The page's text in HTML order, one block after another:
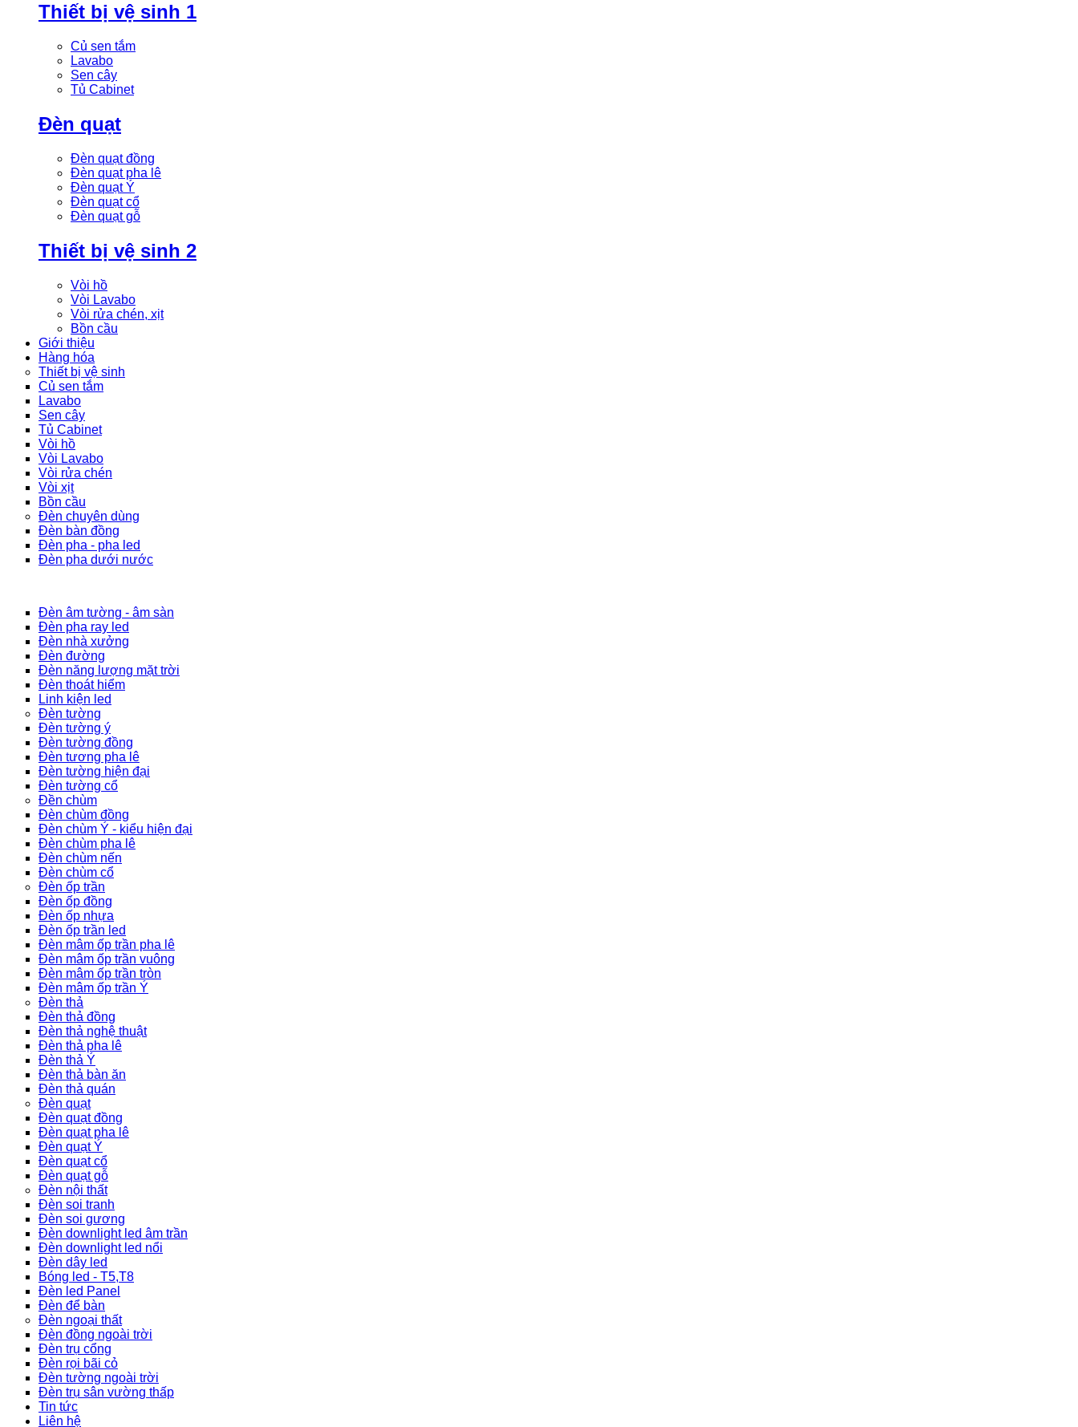
Thiết bị vệ sinh 1
Củ sen tắm
Lavabo
Sen cây
Tủ Cabinet
Đèn quạt
Đèn quạt đồng
Đèn quạt pha lê
Đèn quạt Ý
Đèn quạt cổ
Đèn quạt gỗ
Thiết bị vệ sinh 2
Vòi hồ
Vòi Lavabo
Vòi rửa chén, xịt
Bồn cầu
Giới thiệu
Hàng hóa
Thiết bị vệ sinh
Củ sen tắm
Lavabo
Sen cây
Tủ Cabinet
Vòi hồ
Vòi Lavabo
Vòi rửa chén
Vòi xịt
Bồn cầu
Đèn chuyên dùng
Đèn bàn đồng
Đèn pha - pha led
Đèn pha dưới nước
Đèn âm tường - âm sàn
Đèn pha ray led
Đèn nhà xưởng
Đèn đường
Đèn năng lượng mặt trời
Đèn thoát hiểm
Linh kiện led
Đèn tường
Đèn tường ý
Đèn tường đồng
Đèn tương pha lê
Đèn tường hiện đại
Đèn tường cổ
Đền chùm
Đèn chùm đồng
Đèn chùm Ý - kiểu hiện đại
Đèn chùm pha lê
Đèn chùm nến
Đèn chùm cổ
Đèn ốp trần
Đèn ốp đồng
Đèn ốp nhựa
Đèn ốp trần led
Đèn mâm ốp trần pha lê
Đèn mâm ốp trần vuông
Đèn mâm ốp trần tròn
Đèn mâm ốp trần Ý
Đèn thả
Đèn thả đồng
Đèn thả nghệ thuật
Đèn thả pha lê
Đèn thả Ý
Đèn thả bàn ăn
Đèn thả quán
Đèn quạt
Đèn quạt đồng
Đèn quạt pha lê
Đèn quạt Ý
Đèn quạt cổ
Đèn quạt gỗ
Đèn nội thất
Đèn soi tranh
Đèn soi gương
Đèn downlight led âm trần
Đèn downlight led nổi
Đèn dây led
Bóng led - T5,T8
Đèn led Panel
Đèn để bàn
Đèn ngoại thất
Đèn đồng ngoài trời
Đèn trụ cổng
Đèn rọi bãi cỏ
Đèn tường ngoài trời
Đèn trụ sân vường thấp
Tin tức
Liên hệ